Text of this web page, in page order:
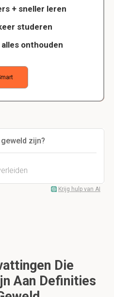
+ sneller leren
studeren
onthouden
zijn?
Krijg hulp van AI
Die
Aan Definities